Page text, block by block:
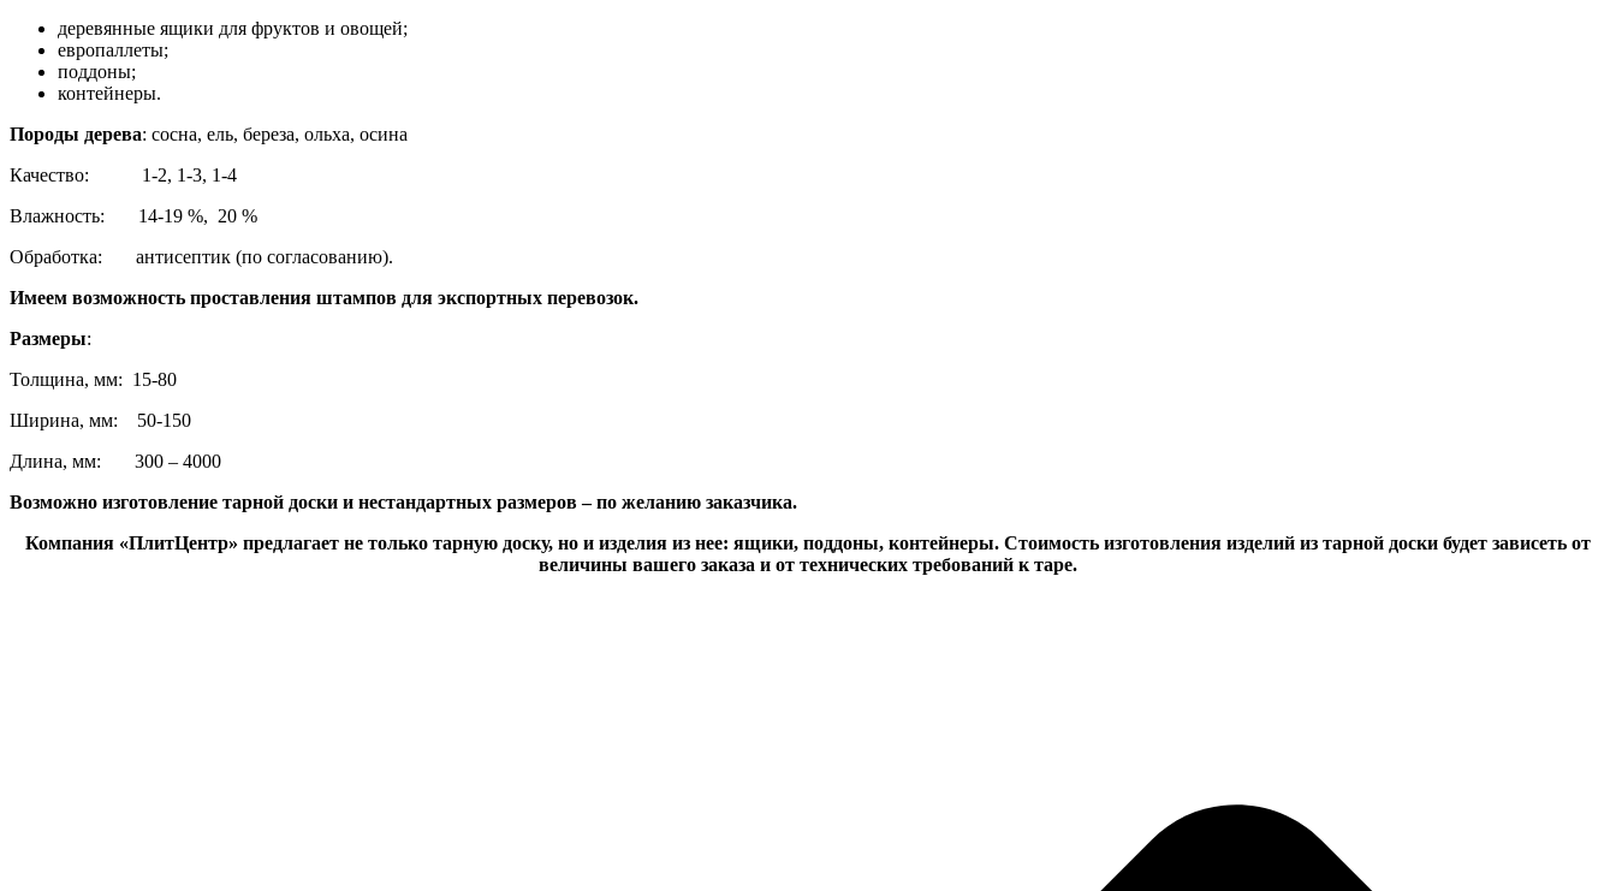
деревянные ящики для фруктов и овощей;
европаллеты;
поддоны;
контейнеры.
Породы дерева: сосна, ель, береза, ольха, осина
Качество: 1-2, 1-3, 1-4
Влажность: 14-19 %, 20 %
Обработка: антисептик (по согласованию).
Имеем возможность проставления штампов для экспортных перевозок.
Размеры:
Толщина, мм: 15-80
Ширина, мм: 50-150
Длина, мм: 300 – 4000
Возможно изготовление тарной доски и нестандартных размеров – по желанию заказчика.
Компания «ПлитЦентр» предлагает не только тарную доску, но и изделия из нее: ящики, поддоны, контейнеры. Стоимость изготовления изделий из тарной доски будет зависеть от
величины вашего заказа и от технических требований к таре.